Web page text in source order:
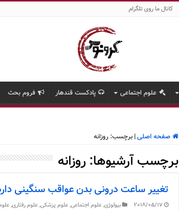
کانال ما روی تلگرام
علوم اجتماعی پادکست قندهار فروم بحث
صفحه اصلی| برچسب: روزانه
برچسب آرشیوها: روزانه
تغییر ساعت درونی بدن عواقب سنگینی
2018/05/17 بیولوژی,علوم اجتماعی,علوم پزشکی,علوم رفتاری,